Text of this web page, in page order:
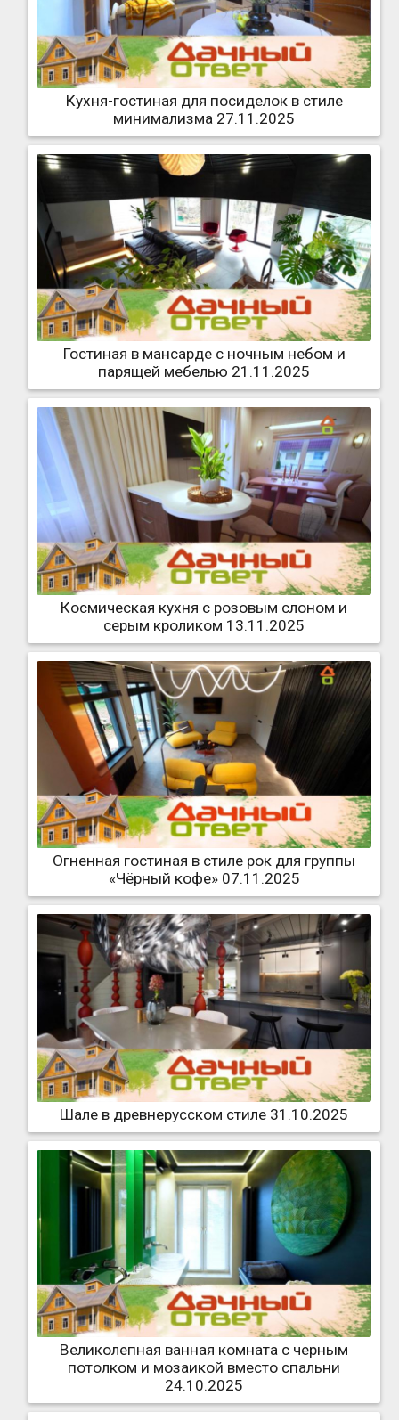
Кухня-гостиная для посиделок в стиле
минимализма 27.11.2025
Гостиная в мансарде с ночным небом и
парящей мебелью 21.11.2025
Космическая кухня с розовым слоном и
серым кроликом 13.11.2025
Огненная гостиная в стиле рок для группы
«Чёрный кофе» 07.11.2025
Шале в древнерусском стиле 31.10.2025
Великолепная ванная комната с черным
потолком и мозаикой вместо спальни
24.10.2025